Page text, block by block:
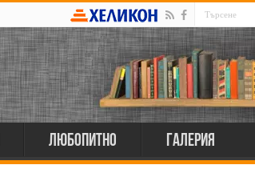
Любопитно Галерия